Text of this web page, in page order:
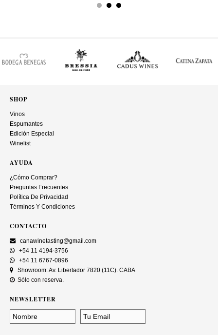
SHOP
Vinos
Espumantes
Edición Especial
Winelist
AYUDA
¿Cómo Comprar?
Preguntas Frecuentes
Política De Privacidad
Términos Y Condiciones
CONTACTO
canawinetasting@gmail.com
+54 11 4194-3756
+54 11 6767-0896
Showroom: Av. Libertador 7820 (11C). CABA
Sólo con reserva.
NEWSLETTER